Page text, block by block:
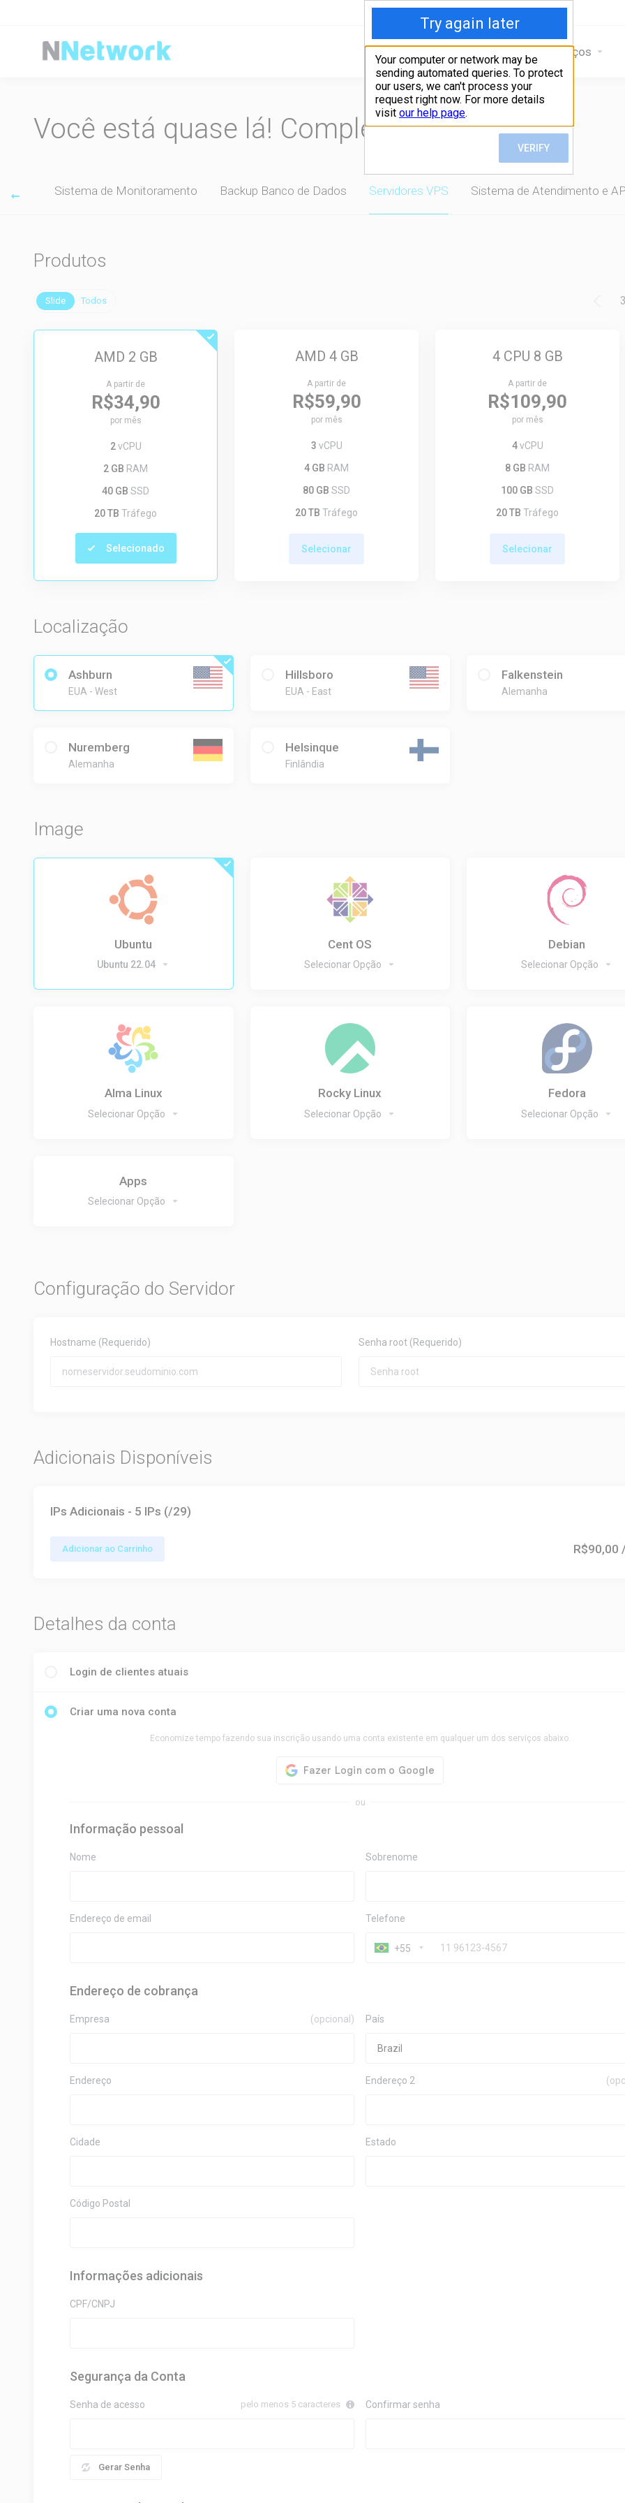
Home Serviços
Você está quase lá! Complete seu pedido
Sistema de Monitoramento Backup Banco de Dados Servidores VPS Sistema de Atendimento e
Produtos
Slide Todos
AMD 2 GB
A partir de
R$34,90
por mês
2vCPU
2 GB RAM
40 GB SSD
20 TB Tráfego
Selecionado
AMD 4 GB
A partir de
R$59,90
por mês
3 vCPU
4 GB RAM
80 GB SSD
20 TB Tráfego
Selecionar
4 CPU 8 GB
A partir de
R$109,90
por mês
4vCPU
8 GB RAM
100 GB SSD
20 TB Tráfego
Selecionar
Localização
Ashburn
EUA - West
Hillsboro
EUA - East
Falkenstein
Alemanha
Nuremberg
Alemanha
Helsinque
Finlândia
Image
Ubuntu
Ubuntu 22.04
Cent OS
Selecionar Opção
Debian
Selecionar Opção
Alma Linux
Selecionar Opção
Rocky Linux
Selecionar Opção
Fedora
Selecionar Opção
Apps
Selecionar Opção
Configuração do Servidor
Hostname (Requerido) Senha root (Requerido)
Adicionais Disponíveis
IPs Adicionais - 5 IPs (/29)
Adicionar ao Carrinho R$90,00
Detalhes da conta
Login de clientes atuais
Criar uma nova conta
Economize tempo fazendo sua inscrição usando uma conta existente em qualquer um dos serviços abaixo.
ou
Informação pessoal
Nome Sobrenome
Endereço de email Telefone
+55
Endereço de cobrança
Empresa (opcional) País
Endereço Endereço 2
Cidade Estado
Código Postal
Informações adicionais
CPF/CNPJ
Segurança da Conta
Senha de acesso pelo menos 5 caracteres
Gerar Senha
Confirmar senha